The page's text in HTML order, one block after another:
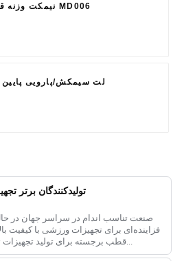
نیمکت وزنه قابل تنظیم MD006
لت سیمکش/پارویی
تولیدکنندگان برتر
صنعت تناسب اندام در سراسر جهان در
فزاینده‌ای برای تجهیزات ورزشی با کیفیت